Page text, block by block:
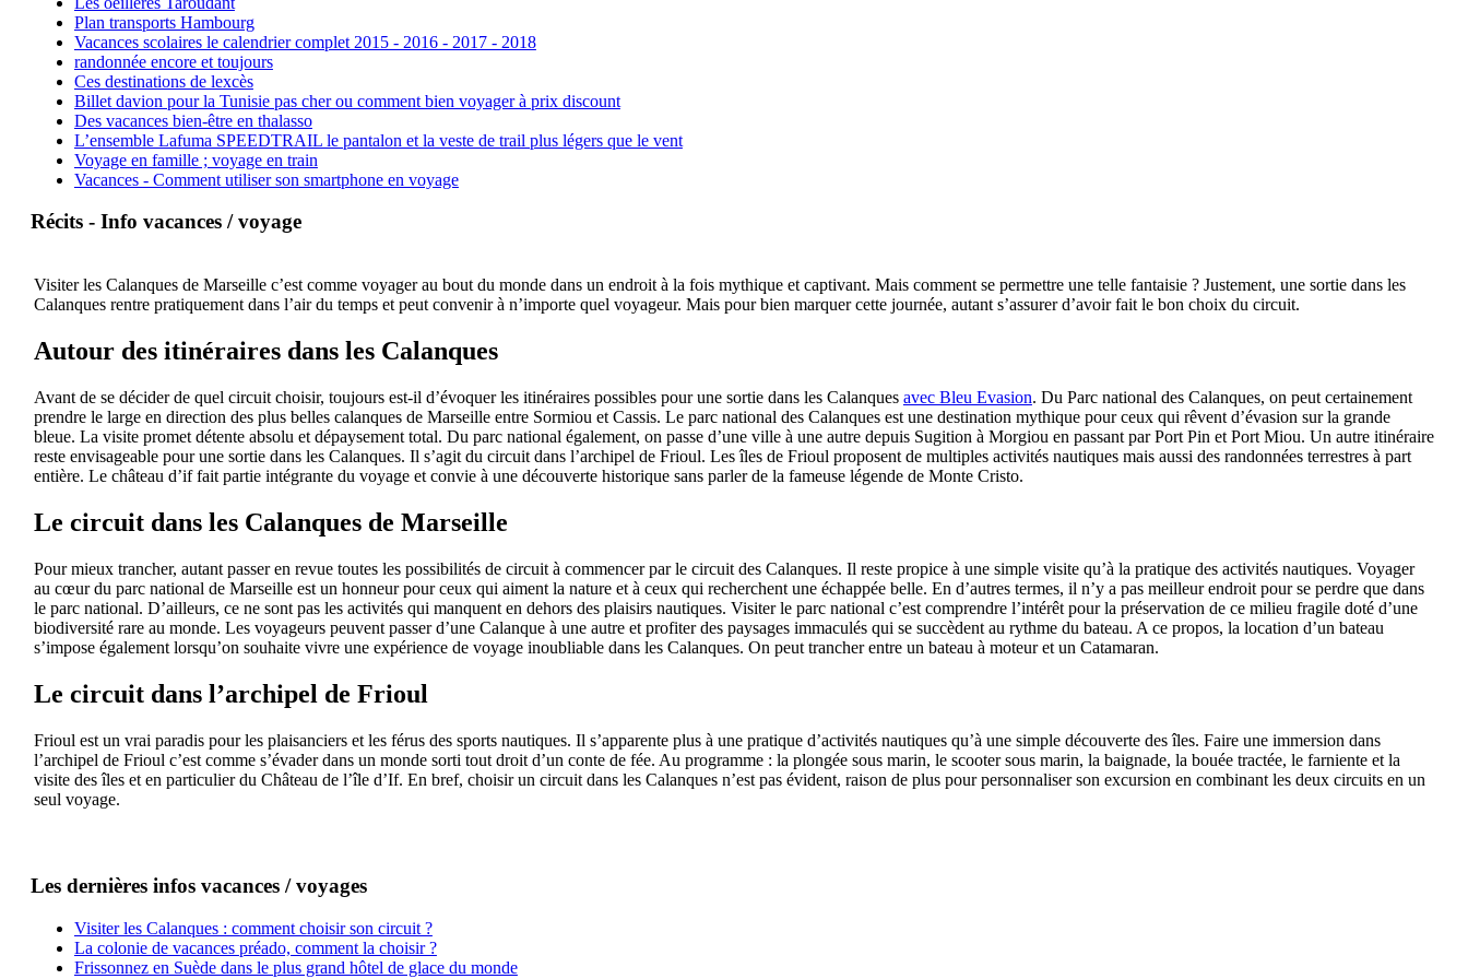
Plan transports Hambourg
Vacances scolaires le calendrier complet 2015 - 2016 - 2017 - 2018
randonnée encore et toujours
Ces destinations de lexcès
Billet davion pour la Tunisie pas cher ou comment bien voyager à prix discount
Des vacances bien-être en thalasso
L’ensemble Lafuma SPEEDTRAIL le pantalon et la veste de trail plus légers que le vent
Voyage en famille ; voyage en train
Vacances - Comment utiliser son smartphone en voyage
Récits - Info vacances / voyage
Visiter les Calanques de Marseille c’est comme voyager au bout du monde dans un endroit à la fois mythique et captivant. Mais comment se permettre une telle fantaisie ? Justement, une sortie dans les
Calanques rentre pratiquement dans l’air du temps et peut convenir à n’importe quel voyageur. Mais pour bien marquer cette journée, autant s’assurer d’avoir fait le bon choix du circuit.
Autour des itinéraires dans les Calanques
Avant de se décider de quel circuit choisir, toujours est-il d’évoquer les itinéraires possibles pour une sortie dans les Calanques avec Bleu Evasion. Du Parc national des Calanques, on peut certainement
prendre le large en direction des plus belles calanques de Marseille entre Sormiou et Cassis. Le parc national des Calanques est une destination mythique pour ceux qui rêvent d’évasion sur la grande
bleue. La visite promet détente absolu et dépaysement total. Du parc national également, on passe d’une ville à une autre depuis Sugition à Morgiou en passant par Port Pin et Port Miou. Un autre itinéraire
reste envisageable pour une sortie dans les Calanques. Il s’agit du circuit dans l’archipel de Frioul. Les îles de Frioul proposent de multiples activités nautiques mais aussi des randonnées terrestres à part
entière. Le château d’if fait partie intégrante du voyage et convie à une découverte historique sans parler de la fameuse légende de Monte Cristo.
Le circuit dans les Calanques de Marseille
Pour mieux trancher, autant passer en revue toutes les possibilités de circuit à commencer par le circuit des Calanques. Il reste propice à une simple visite qu’à la pratique des activités nautiques. Voyager
au cœur du parc national de Marseille est un honneur pour ceux qui aiment la nature et à ceux qui recherchent une échappée belle. En d’autres termes, il n’y a pas meilleur endroit pour se perdre que dans
le parc national. D’ailleurs, ce ne sont pas les activités qui manquent en dehors des plaisirs nautiques. Visiter le parc national c’est comprendre l’intérêt pour la préservation de ce milieu fragile doté d’une
biodiversité rare au monde. Les voyageurs peuvent passer d’une Calanque à une autre et profiter des paysages immaculés qui se succèdent au rythme du bateau. A ce propos, la location d’un bateau
s’impose également lorsqu’on souhaite vivre une expérience de voyage inoubliable dans les Calanques. On peut trancher entre un bateau à moteur et un Catamaran.
Le circuit dans l’archipel de Frioul
Frioul est un vrai paradis pour les plaisanciers et les férus des sports nautiques. Il s’apparente plus à une pratique d’activités nautiques qu’à une simple découverte des îles. Faire une immersion dans
l’archipel de Frioul c’est comme s’évader dans un monde sorti tout droit d’un conte de fée. Au programme : la plongée sous marin, le scooter sous marin, la baignade, la bouée tractée, le farniente et la
visite des îles et en particulier du Château de l’île d’If. En bref, choisir un circuit dans les Calanques n’est pas évident, raison de plus pour personnaliser son excursion en combinant les deux circuits en un
seul voyage.
Les dernières infos vacances / voyages
Visiter les Calanques : comment choisir son circuit ?
La colonie de vacances préado, comment la choisir ?
Frissonnez en Suède dans le plus grand hôtel de glace du monde